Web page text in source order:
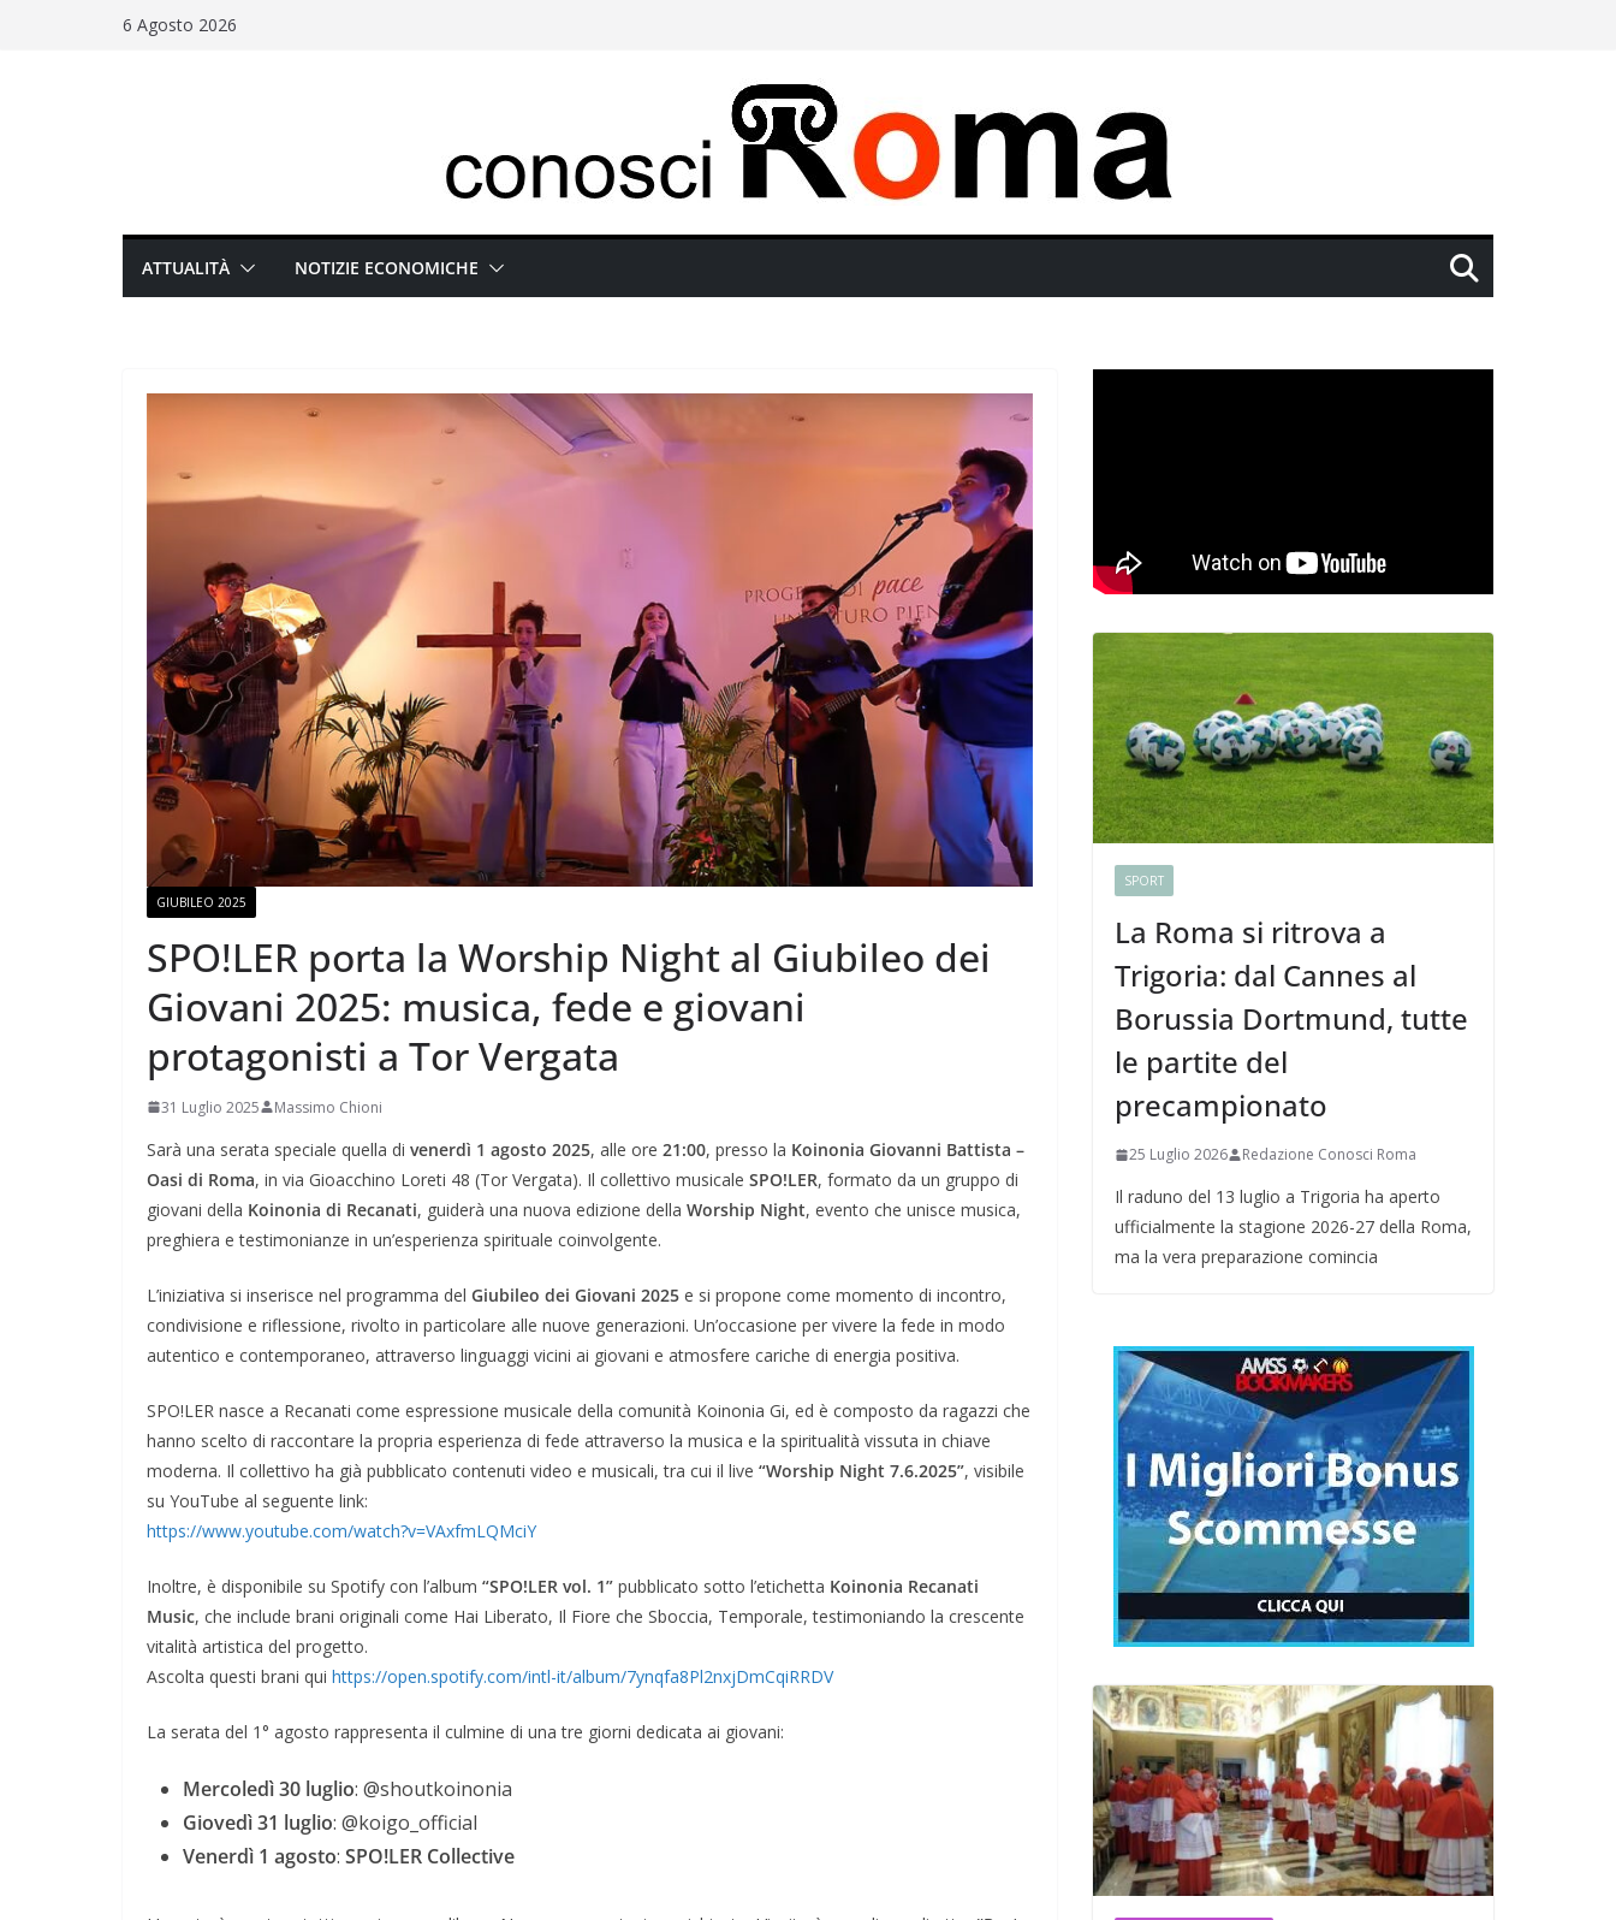
6 Agosto 2026
ATTUALITÀ NOTIZIE ECONOMICHE
GIUBILEO 2025
SPO!LER porta la Worship Night al Giubileo dei
Giovani 2025: musica, fede e giovani
protagonisti a Tor Vergata
31 Luglio 2025 Massimo Chioni
Sarà una serata speciale quella di venerdì 1 agosto 2025, alle ore 21:00, presso la Koinonia Giovanni Battista –
Oasi di Roma, in via Gioacchino Loreti 48 (Tor Vergata). Il collettivo musicale SPO!LER, formato da un gruppo di
giovani della Koinonia di Recanati, guiderà una nuova edizione della Worship Night, evento che unisce musica,
preghiera e testimonianze in un’esperienza spirituale coinvolgente.
L’iniziativa si inserisce nel programma del Giubileo dei Giovani 2025 e si propone come momento di incontro,
condivisione e riflessione, rivolto in particolare alle nuove generazioni. Un’occasione per vivere la fede in modo
autentico e contemporaneo, attraverso linguaggi vicini ai giovani e atmosfere cariche di energia positiva.
SPO!LER nasce a Recanati come espressione musicale della comunità Koinonia Gi, ed è composto da ragazzi che
hanno scelto di raccontare la propria esperienza di fede attraverso la musica e la spiritualità vissuta in chiave
moderna. Il collettivo ha già pubblicato contenuti video e musicali, tra cui il live “Worship Night 7.6.2025”, visibile
su YouTube al seguente link:
https://www.youtube.com/watch?v=VAxfmLQMciY
Inoltre, è disponibile su Spotify con l’album “SPO!LER vol. 1” pubblicato sotto l’etichetta Koinonia Recanati
Music, che include brani originali come Hai Liberato, Il Fiore che Sboccia, Temporale, testimoniando la crescente
vitalità artistica del progetto.
Ascolta questi brani qui https://open.spotify.com/intl-it/album/7ynqfa8Pl2nxjDmCqiRRDV
La serata del 1° agosto rappresenta il culmine di una tre giorni dedicata ai giovani:
Mercoledì 30 luglio: @shoutkoinonia
Giovedì 31 luglio: @koigo_official
Venerdì 1 agosto: SPO!LER Collective
SPORT
La Roma si ritrova a
Trigoria: dal Cannes al
Borussia Dortmund, tutte
le partite del
precampionato
25 Luglio 2026 Redazione Conosci Roma
Il raduno del 13 luglio a Trigoria ha aperto
ufficialmente la stagione 2026-27 della Roma,
ma la vera preparazione comincia